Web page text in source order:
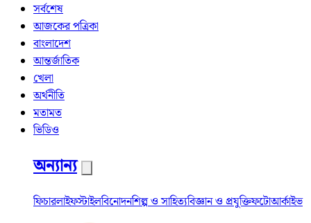
সর্বশেষ
আজকের পত্রিকা
বাংলাদেশ
আন্তর্জাতিক
খেলা
অর্থনীতি
মতামত
ভিডিও
অন্যান্য
ফিচারলাইফস্টাইলবিনোদনশিল্প ও সাহিত্যবিজ্ঞান ও প্রযুক্তিফটোআর্কাইভ